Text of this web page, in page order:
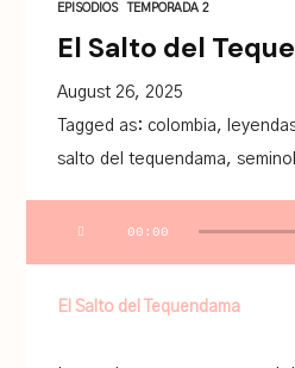
EPISODIOS TEMPORADA 2
El Salto del
August 26, 2025
Tagged as: colombia,
salto del tequendama,
00:00
El Salto del Tequendama